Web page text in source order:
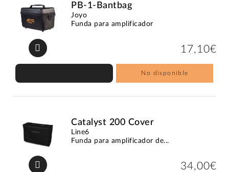
PB-1-Bantbag
Joyo
Funda para amplificador
17,10€
No disponible
Catalyst 200 Cover
Line6
Funda para amplificador de...
34,00€